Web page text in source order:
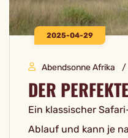
2025-04-29
Abendsonne Afrika
DER
Ein klassischer
Ablauf und kann je